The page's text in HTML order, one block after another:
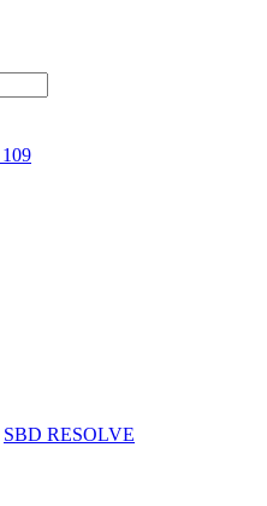
109
SBD RESOLVE